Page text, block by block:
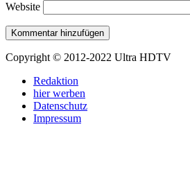
Website
Copyright © 2012-2022 Ultra HDTV
Redaktion
hier werben
Datenschutz
Impressum